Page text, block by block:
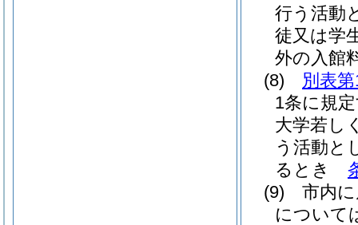
行う活動
徒又は学
外の入館
(8)
別表
1条に規
大学若し
う活動と
るとき
(9)
市内
について